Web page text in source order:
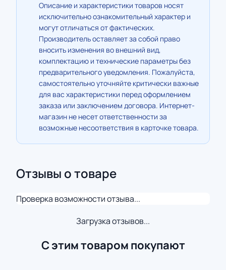
Описание и характеристики товаров носят
исключительно ознакомительный характер и
могут отличаться от фактических.
Производитель оставляет за собой право
вносить изменения во внешний вид,
комплектацию и технические параметры без
предварительного уведомления. Пожалуйста,
самостоятельно уточняйте критически важные
для вас характеристики перед оформлением
заказа или заключением договора. Интернет-
магазин не несет ответственности за
возможные несоответствия в карточке товара.
Отзывы о товаре
Проверка возможности отзыва...
Загрузка отзывов...
С этим товаром покупают